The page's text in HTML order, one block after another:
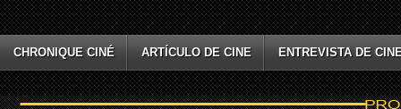
CHRONIQUE CINÉ ARTÍCULO DE CINE ENTREVISTA DE